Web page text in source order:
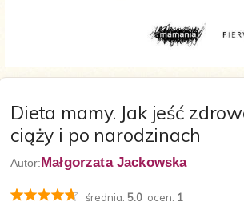
Dieta mamy. Jak jeść
ciąży i po narodzinach
Autor:Małgorzata Jackowska
średnia: 5.0 ocen: 1